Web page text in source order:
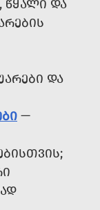
ᲬᲧᲐᲚᲘ ᲓᲐ
ᲓᲐ
—